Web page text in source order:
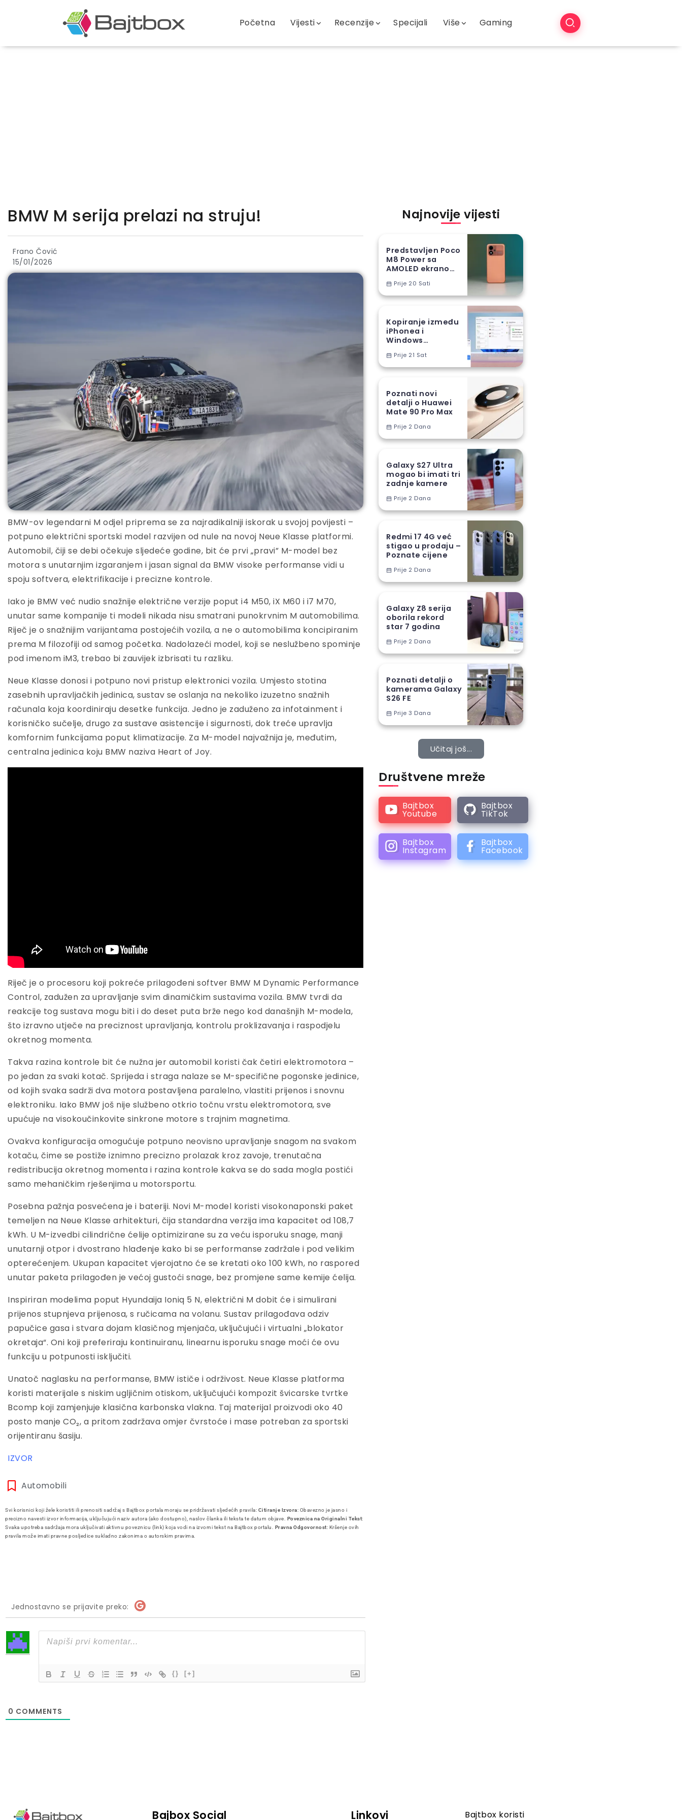
Početna Vijesti Recenzije Specijali Više Gaming
BMW M serija prelazi na struju!
Frano Čović
15/01/2026
BMW-ov legendarni M odjel priprema se za najradikalniji iskorak u svojoj povijesti –
potpuno električni sportski model razvijen od nule na novoj Neue Klasse platformi.
Automobil, čiji se debi očekuje sljedeće godine, bit će prvi „pravi” M-model bez
motora s unutarnjim izgaranjem i jasan signal da BMW visoke performanse vidi u
spoju softvera, elektrifikacije i precizne kontrole.
Iako je BMW već nudio snažnije električne verzije poput i4 M50, iX M60 i i7 M70,
unutar same kompanije ti modeli nikada nisu smatrani punokrvnim M automobilima.
Riječ je o snažnijim varijantama postojećih vozila, a ne o automobilima koncipiranim
prema M filozofiji od samog početka. Nadolazeći model, koji se neslužbeno spominje
pod imenom iM3, trebao bi zauvijek izbrisati tu razliku.
Neue Klasse donosi i potpuno novi pristup elektronici vozila. Umjesto stotina
zasebnih upravljačkih jedinica, sustav se oslanja na nekoliko izuzetno snažnih
računala koja koordiniraju desetke funkcija. Jedno je zaduženo za infotainment i
korisničko sučelje, drugo za sustave asistencije i sigurnosti, dok treće upravlja
komfornim funkcijama poput klimatizacije. Za M-model najvažnija je, međutim,
centralna jedinica koju BMW naziva Heart of Joy.
Riječ je o procesoru koji pokreće prilagođeni softver BMW M Dynamic Performance
Control, zadužen za upravljanje svim dinamičkim sustavima vozila. BMW tvrdi da
reakcije tog sustava mogu biti i do deset puta brže nego kod današnjih M-modela,
što izravno utječe na preciznost upravljanja, kontrolu proklizavanja i raspodjelu
okretnog momenta.
Takva razina kontrole bit će nužna jer automobil koristi čak četiri elektromotora –
po jedan za svaki kotač. Sprijeda i straga nalaze se M-specifične pogonske jedinice,
od kojih svaka sadrži dva motora postavljena paralelno, vlastiti prijenos i snovnu
elektroniku. Iako BMW još nije službeno otkrio točnu vrstu elektromotora, sve
upućuje na visokoučinkovite sinkrone motore s trajnim magnetima.
Ovakva konfiguracija omogućuje potpuno neovisno upravljanje snagom na svakom
kotaču, čime se postiže iznimno precizno prolazak kroz zavoje, trenutačna
redistribucija okretnog momenta i razina kontrole kakva se do sada mogla postići
samo mehaničkim rješenjima u motorsportu.
Posebna pažnja posvećena je i bateriji. Novi M-model koristi visokonaponski paket
temeljen na Neue Klasse arhitekturi, čija standardna verzija ima kapacitet od 108,7
kWh. U M-izvedbi cilindrične ćelije optimizirane su za veću isporuku snage, manji
unutarnji otpor i dvostrano hlađenje kako bi se performanse zadržale i pod velikim
opterećenjem. Ukupan kapacitet vjerojatno će se kretati oko 100 kWh, no raspored
unutar paketa prilagođen je većoj gustoći snage, bez promjene same kemije ćelija.
Inspiriran modelima poput Hyundaija Ioniq 5 N, električni M dobit će i simulirani
prijenos stupnjeva prijenosa, s ručicama na volanu. Sustav prilagođava odziv
papučice gasa i stvara dojam klasičnog mjenjača, uključujući i virtualni „blokator
okretaja“. Oni koji preferiraju kontinuiranu, linearnu isporuku snage moći će ovu
funkciju u potpunosti isključiti.
Unatoč naglasku na performanse, BMW ističe i održivost. Neue Klasse platforma
koristi materijale s niskim ugljičnim otiskom, uključujući kompozit švicarske tvrtke
Bcomp koji zamjenjuje klasična karbonska vlakna. Taj materijal proizvodi oko 40
posto manje CO₂, a pritom zadržava omjer čvrstoće i mase potreban za sportski
orijentiranu šasiju.
IZVOR
Automobili
Najnovije vijesti
Predstavljen Poco
M8 Power sa
AMOLED ekranom i
baterijom
Prije 20 Sati
Kopiranje između
iPhonea i
Windows
EUPrije 21 Sat
Poznati novi
detalji o Huawei
Mate 90 Pro Max
Prije 2 Dana
Galaxy S27 Ultra
mogao bi imati tri
zadnje kamere
Prije 2 Dana
Redmi 17 4G već
stigao u prodaju –
Poznate cijene
Prije 2 Dana
Galaxy Z8 serija
oborila rekord
star 7 godina
Prije 2 Dana
Poznati detalji o
kamerama Galaxy
S26 FE
Prije 3 Dana
Učitaj još...
Društvene mreže
Bajtbox
Youtube
Bajtbox
TikTok
Bajtbox
Instagram
Bajtbox
Facebook
Svi korisnici koji žele koristiti ili prenositi sadržaj s Bajtbox portala moraju se pridržavati sljedećih pravila: Citiranje Izvora: Obavezno je jasno i
precizno navesti izvor informacija, uključujući naziv autora (ako dostupno), naslov članka ili teksta te datum objave. Poveznica na Originalni Tekst:
Svaka upotreba sadržaja mora uključivati aktivnu poveznicu (link) koja vodi na izvorni tekst na Bajtbox portalu. Pravna Odgovornost: Kršenje ovih
pravila može imati pravne posljedice sukladno zakonima o autorskim pravima.
Jednostavno se prijavite preko:
{} [+]
0 COMMENTS
Bajbox Social Linkovi Bajtbox koristi